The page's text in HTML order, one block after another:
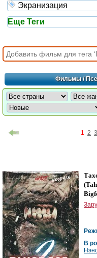
Экранизация
Еще Теги
Фильмы/
1 2 3
(
В